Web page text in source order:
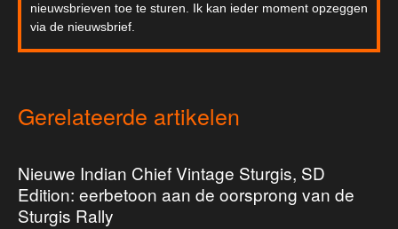
nieuwsbrieven toe te sturen. Ik kan ieder moment opzeggen
via de nieuwsbrief.
Gerelateerde artikelen
Nieuwe Indian Chief Vintage Sturgis, SD
Edition: eerbetoon aan de oorsprong van de
Sturgis Rally